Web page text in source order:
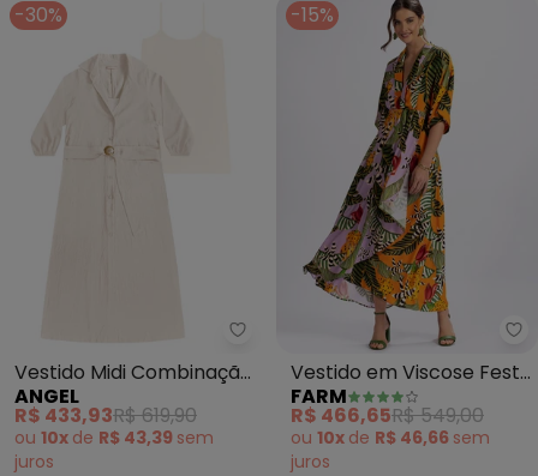
-30%
Angel - Vestido Midi
Vestido Midi Combinação
(Bege)
ANGEL
R$ 433,93R$ 619,90
ou 10x de R$ 43,39 sem
juros
-15%
Vestido em Viscose Festa
de Banana (Verde)
FARM
R$ 466,65R$ 549,00
ou 10x de R$ 46,66 sem
juros